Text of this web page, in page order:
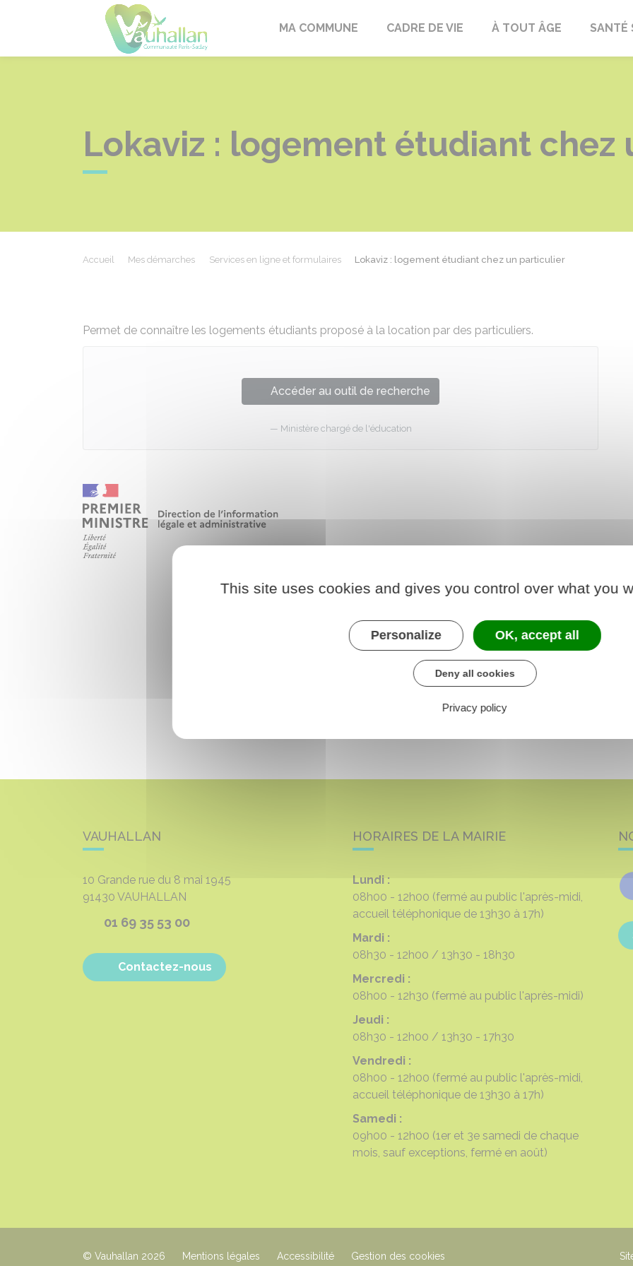
VauhallanMA COMMUNE CADRE DE VIE À TOUT ÂGE SANTÉ
Lokaviz : logement étudiant
Accueil Mes démarches Services en ligne et formulaires Lokaviz : logement étudiant chez un particulier
Permet de connaître les logements étudiants proposé à la location par des particuliers.
Accéder au outil de recherche
Ministère chargé de l'éducation
VAUHALLAN
10 Grande rue du 8 mai 1945
91430 VAUHALLAN
01 69 35 53 00
Contactez-nous
HORAIRES DE LA MAIRIE
Lundi :
08h00 - 12h00 (fermé au public l'après-midi,
accueil téléphonique de 13h30 à 17h)
Mardi :
08h30 - 12h00
13h30 - 18h30
Mercredi :
08h00 - 12h30 (fermé au public l'après-midi)
Jeudi :
08h30 - 12h00
13h30 - 17h30
Vendredi :
08h00 - 12h00 (fermé au public l'après-midi,
accueil téléphonique de 13h30 à 17h)
Samedi :
09h00 - 12h00 (1er et 3e samedi de chaque
mois, sauf exceptions, fermé en août)
© Vauhallan 2026 Mentions légales Accessibilité Gestion des cookies
This site uses cookies and gives you control over what you
Personalize OK, accept all
Deny all cookies
Privacy policy